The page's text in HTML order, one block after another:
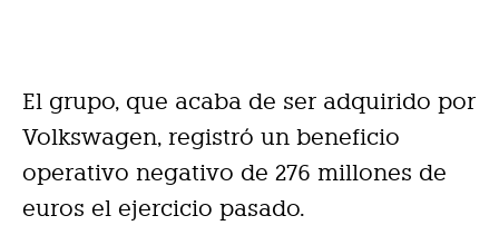
El grupo, que acaba de ser adquirido por
Volkswagen, registró un beneficio
operativo negativo de 276 millones de
euros el ejercicio pasado.